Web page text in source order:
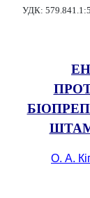
УДК:
О. А.